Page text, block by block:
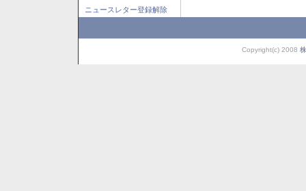
ニュースレター登録解除
Copyright(c) 2008